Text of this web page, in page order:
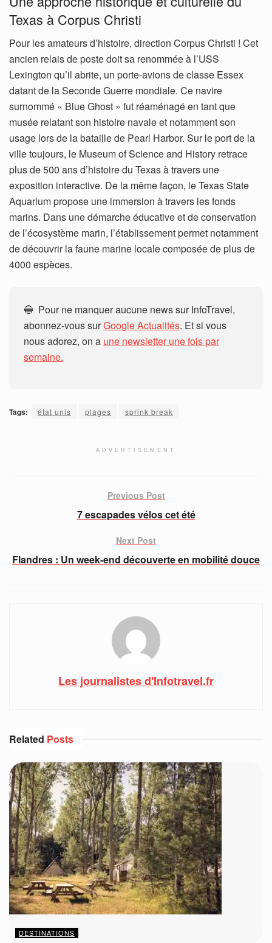
Texas à Corpus Christi
Pour les amateurs d’histoire, direction Corpus Christi ! Cet
ancien relais de poste doit sa renommée à l’USS
Lexington qu’il abrite, un porte-avions de classe Essex
datant de la Seconde Guerre mondiale. Ce navire
surnommé « Blue Ghost » fut réaménagé en tant que
musée relatant son histoire navale et notamment son
usage lors de la bataille de Pearl Harbor. Sur le port de la
ville toujours, le Museum of Science and History retrace
plus de 500 ans d’histoire du Texas à travers une
exposition interactive. De la même façon, le Texas State
Aquarium propose une immersion à travers les fonds
marins. Dans une démarche éducative et de conservation
de l’écosystème marin, l’établissement permet notamment
de découvrir la faune marine locale composée de plus de
4000 espèces.
🔵 Pour ne manquer aucune news sur InfoTravel,
abonnez-vous surGoogle Actualités. Et si vous
nous adorez, on a une newsletter une fois par
semaine.
Tags: état unis plages sprink break
ADVERTISEMENT
Previous Post
7 escapades vélos cet été
Next Post
Flandres : Un week-end découverte en mobilité douce
Les journalistes d'Infotravel.fr
Related Posts
DESTINATIONS